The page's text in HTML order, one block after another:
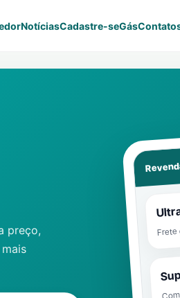
NotíciasCadastre-seGás
preço,
Frete